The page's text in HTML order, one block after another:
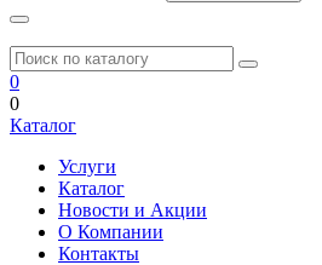
0
0
Каталог
Услуги
Каталог
Новости и Акции
О Компании
Контакты